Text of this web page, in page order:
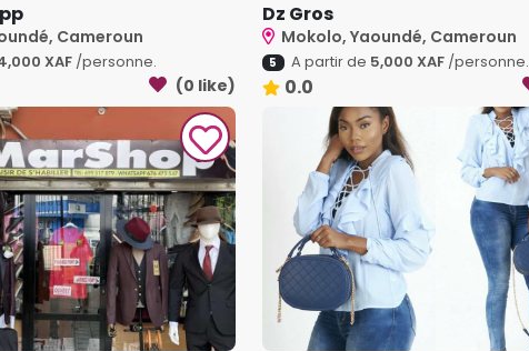
Cameroun
XAF/personne.
(0 like)
Dz Gros
Mokolo, Yaoundé, Cameroun
5 A partir de 5,000 XAF/personne.
0.0